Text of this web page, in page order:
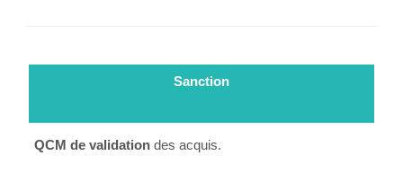
Sanction
QCM de validationdes acquis.